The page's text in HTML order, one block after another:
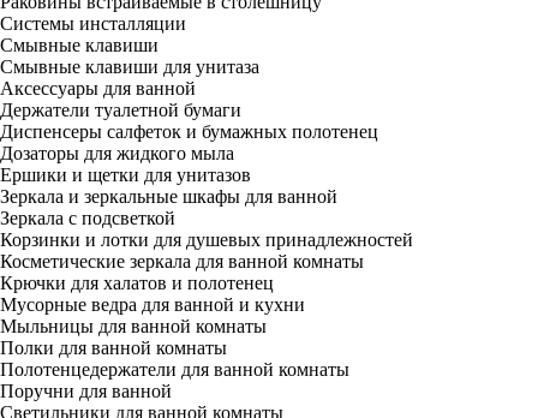
Системы инсталляции
Смывные клавиши
Смывные клавиши для унитаза
Аксессуары для ванной
Держатели туалетной бумаги
Диспенсеры салфеток и бумажных полотенец
Дозаторы для жидкого мыла
Ершики и щетки для унитазов
Зеркала и зеркальные шкафы для ванной
Зеркала с подсветкой
Корзинки и лотки для душевых принадлежностей
Косметические зеркала для ванной комнаты
Крючки для халатов и полотенец
Мусорные ведра для ванной и кухни
Мыльницы для ванной комнаты
Полки для ванной комнаты
Полотенцедержатели для ванной комнаты
Поручни для ванной
Светильники для ванной комнаты